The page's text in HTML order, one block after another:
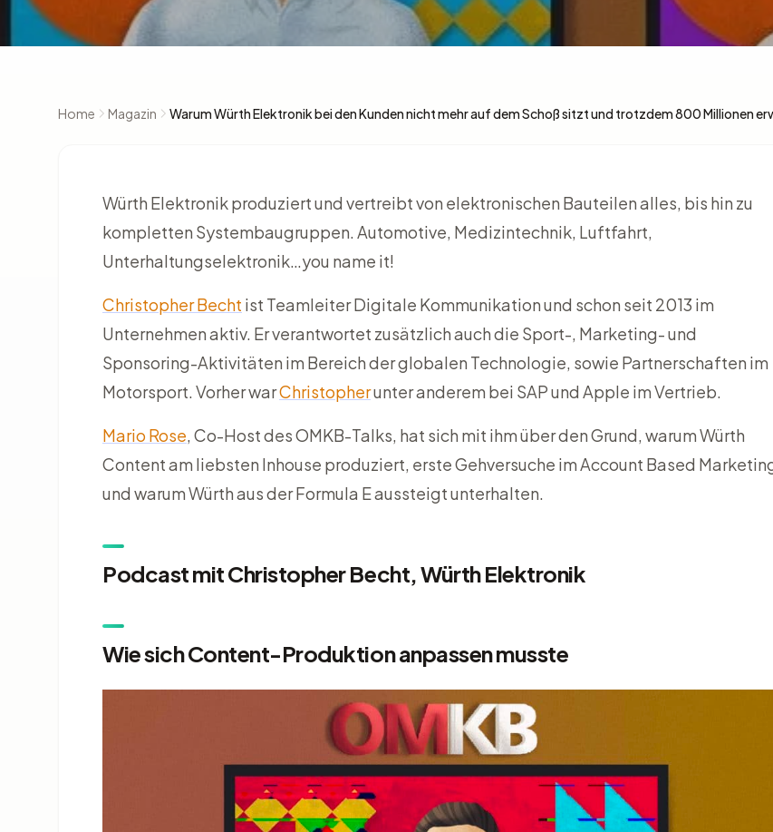
Home Magazin Warum Würth Elektronik bei den Kunden nicht mehr auf dem Schoß sitzt und trotzdem 800 Millionen
Würth Elektronik produziert und vertreibt von elektronischen Bauteilen alles, bis hin zu
kompletten Systembaugruppen. Automotive, Medizintechnik, Luftfahrt,
Unterhaltungselektronik…you name it!
Christopher Becht ist Teamleiter Digitale Kommunikation und schon seit 2013 im
Unternehmen aktiv. Er verantwortet zusätzlich auch die Sport-, Marketing- und
Sponsoring-Aktivitäten im Bereich der globalen Technologie, sowie Partnerschaften im
Motorsport. Vorher warChristopherunter anderem bei SAP und Apple im Vertrieb.
Mario Rose, Co-Host des OMKB-Talks, hat sich mit ihm über den Grund, warum Würth
Content am liebsten Inhouse produziert, erste Gehversuche im Account Based
und warum Würth aus der Formula E aussteigt unterhalten.
Podcast mit Christopher Becht, Würth Elektronik
Wie sich Content-Produktion anpassen musste